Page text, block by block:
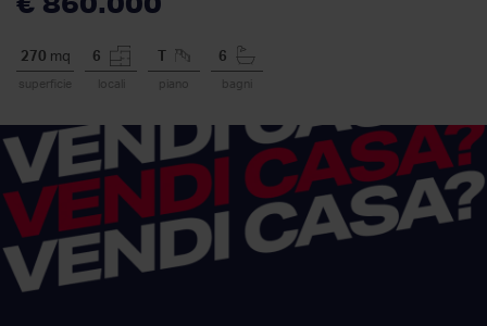
270 mq
superficie
6
locali piano
6
bagni